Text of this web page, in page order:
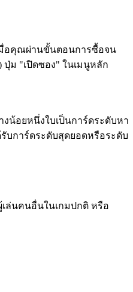
อคุณผ่านขั้นตอนการซื้อจน
ปุ่ม "เปิดซอง" ในเมนูหลัก
น้อยหนึ่งใบเป็นการ์ดระดับหา
บการ์ดระดับสุดยอดหรือระดับ
ล่นคนอื่นในเกมปกติ หรือ